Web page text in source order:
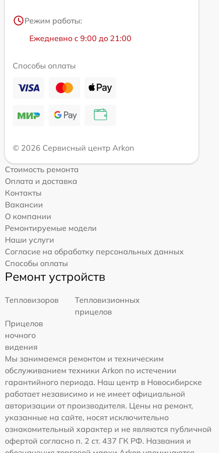
Режим работы:
Ежедневно с 9:00 до 21:00
Способы оплаты
© 2026 Сервисный центр Arkon
Стоимость ремонта
Оплата и доставка
Контакты
Вакансии
О компании
Ремонтируемые модели
Наши услуги
Согласие на обработку персональных данных
Способы оплаты
Ремонт устройств
Тепловизоров
Тепловизионных
прицелов
Прицелов
ночного
видения
Мы занимаемся ремонтом и техническим
обслуживанием техники Arkon по истечении
гарантийного периода. Наш центр в Новосибирске
работает независимо и не имеет официальной
авторизации от производителя. Цены на ремонт,
указанные на сайте, носят исключительно
ознакомительный характер и не являются публичной
офертой согласно п. 2 ст. 437 ГК РФ. Названия и